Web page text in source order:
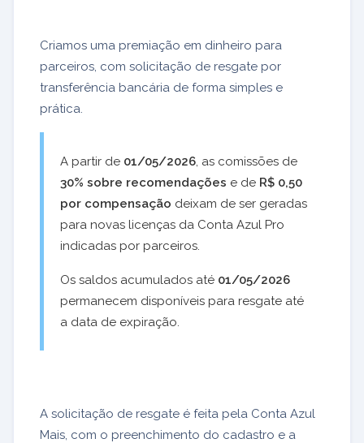
Criamos uma premiação em dinheiro para
parceiros, com solicitação de resgate por
transferência bancária de forma simples e
prática.
A partir de 01/05/2026 , as comissões de
30% sobre recomendações e de R$ 0,50
por compensação deixam de ser geradas
para novas licenças da Conta Azul Pro
indicadas por parceiros.
Os saldos acumulados até 01/05/2026
permanecem disponíveis para resgate até
a data de expiração.
A solicitação de resgate é feita pela Conta Azul
Mais, com o preenchimento do cadastro e a